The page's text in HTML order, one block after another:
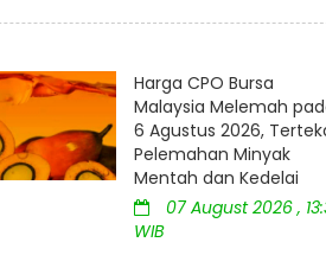
Harga CPO Bursa
Malaysia Melemah
6 Agustus 2026,
Pelemahan Minyak
Mentah dan Kedelai
07 August 2026 ,
WIB